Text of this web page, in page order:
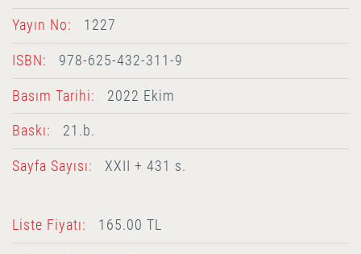
Yayın No: 1227
ISBN: 978-625-432-311-9
Basım Tarihi: 2022 Ekim
Baskı: 21.b.
Sayfa Sayısı: XXII + 431 s.
Liste Fiyatı: 165.00 TL